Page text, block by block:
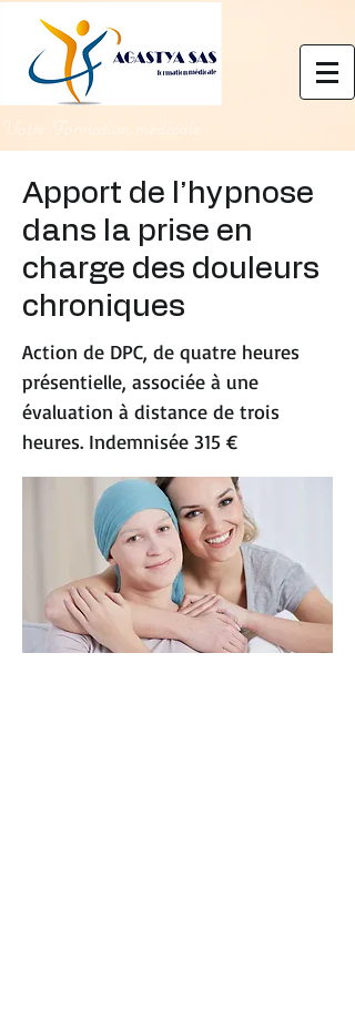
Votre Formation médicale
Apport de l’hypnose
dans la prise en
charge des douleurs
chroniques
Action de DPC, de quatre heures
présentielle, associée à une
évaluation à distance de trois
heures. Indemnisée 315 €